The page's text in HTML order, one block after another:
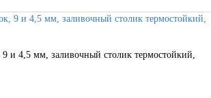
9 и 4,5 мм, заливочный столик термостойкий,